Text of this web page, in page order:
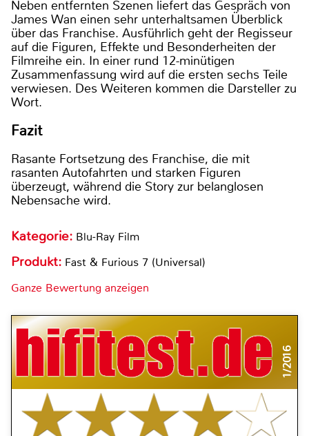
Neben entfernten Szenen liefert das Gespräch von
James Wan einen sehr unterhaltsamen Überblick
über das Franchise. Ausführlich geht der Regisseur
auf die Figuren, Effekte und Besonderheiten der
Filmreihe ein. In einer rund 12-minütigen
Zusammenfassung wird auf die ersten sechs Teile
verwiesen. Des Weiteren kommen die Darsteller zu
Wort.
Fazit
Rasante Fortsetzung des Franchise, die mit
rasanten Autofahrten und starken Figuren
überzeugt, während die Story zur belanglosen
Nebensache wird.
Kategorie: Blu-Ray Film
Produkt: Fast & Furious 7 (Universal)
Ganze Bewertung anzeigen
1/2016